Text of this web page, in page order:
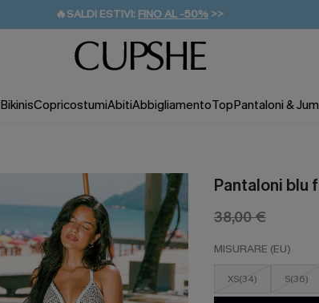
🔥SALDI ESTIVI: FINO AL -50% >>
🚚SPEDIZIONE GRATUITA DA 49€
💌REGALO PER I NUOVI: 20% DI SCONTO*
BikinisCopricostumiAbitiAbbigliamentoTopPantaloni &
Pantaloni blu
38,00 €
MISURARE (EU)
XS(34) S(36)